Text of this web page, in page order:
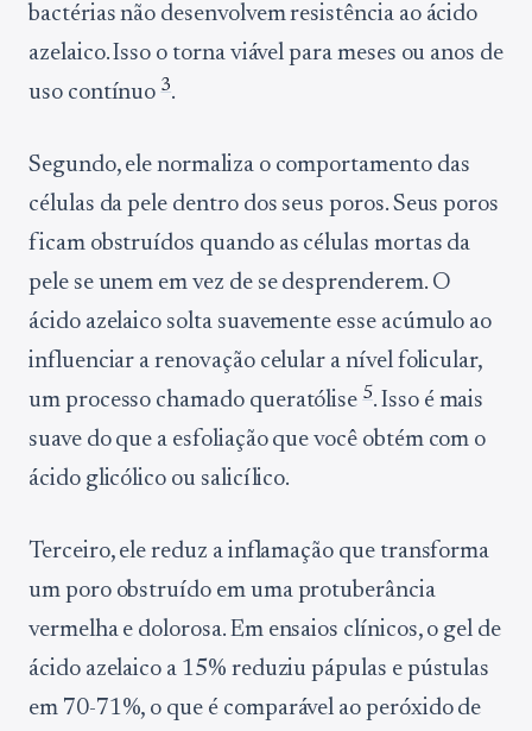
bactérias não desenvolvem resistência ao ácido
azelaico. Isso o torna viável para meses ou anos de
uso contínuo3.
Segundo, ele normaliza o comportamento das
células da pele dentro dos seus poros. Seus poros
ficam obstruídos quando as células mortas da
pele se unem em vez de se desprenderem. O
ácido azelaico solta suavemente esse acúmulo ao
influenciar a renovação celular a nível folicular,
um processo chamado queratólise5. Isso é mais
suave do que a esfoliação que você obtém com o
ácido glicólico ou salicílico.
Terceiro, ele reduz a inflamação que transforma
um poro obstruído em uma protuberância
vermelha e dolorosa. Em ensaios clínicos, o gel de
ácido azelaico a 15% reduziu pápulas e pústulas
em 70-71%, o que é comparável ao peróxido de